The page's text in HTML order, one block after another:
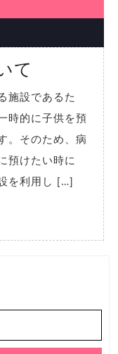
て
児
保
育
の
特
つ
施設であるた
時的に子供を預
。そのため、病
預けたい時に
を利用し […]